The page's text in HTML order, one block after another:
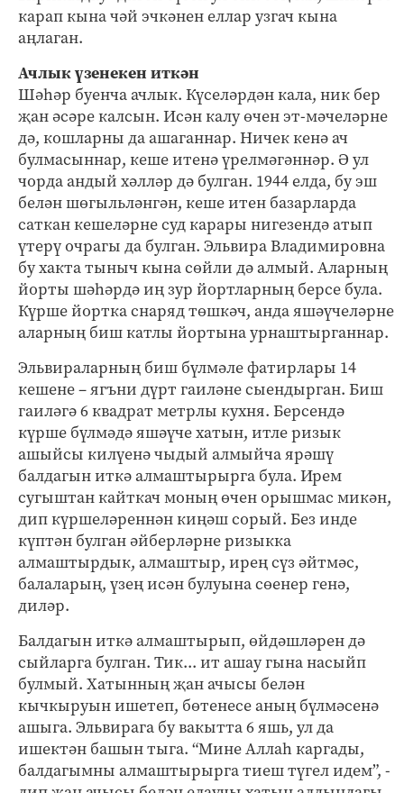
карап кына чәй эчкәнен еллар узгач кына
аңлаган.
Ачлык үзенекен иткән
Шәһәр буенча ачлык. Күселәрдән кала, ник бер
җан әсәре калсын. Исән калу өчен эт-мәчеләрне
дә, кошларны да ашаганнар. Ничек кенә ач
булмасыннар, кеше итенә үрелмәгәннәр. Ә ул
чорда андый хәлләр дә булган. 1944 елда, бу эш
белән шөгыльләнгән, кеше итен базарларда
саткан кешеләрне суд карары нигезендә атып
үтерү очрагы да булган. Эльвира Владимировна
бу хакта тыныч кына сөйли дә алмый. Аларның
йорты шәһәрдә иң зур йортларның берсе була.
Күрше йортка снаряд төшкәч, анда яшәүчеләрне
аларның биш катлы йортына урнаштырганнар.
Эльвираларның биш бүлмәле фатирлары 14
кешене – ягъни дүрт гаиләне сыендырган. Биш
гаиләгә 6 квадрат метрлы кухня. Берсендә
күрше бүлмәдә яшәүче хатын, итле ризык
ашыйсы килүенә чыдый алмыйча ярәшү
балдагын иткә алмаштырырга була. Ирем
сугыштан кайткач моның өчен орышмас микән,
дип күршеләреннән киңәш сорый. Без инде
күптән булган әйберләрне ризыкка
алмаштырдык, алмаштыр, ирең сүз әйтмәс,
балаларың, үзең исән булуына сөенер генә,
диләр.
Балдагын иткә алмаштырып, өйдәшләрен дә
сыйларга булган. Тик... ит ашау гына насыйп
булмый. Хатынның җан ачысы белән
кычкыруын ишетеп, бөтенесе аның бүлмәсенә
ашыга. Эльвирага бу вакытта 6 яшь, ул да
ишектән башын тыга. “Мине Аллаһ каргады,
балдагымны алмаштырырга тиеш түгел идем”, -